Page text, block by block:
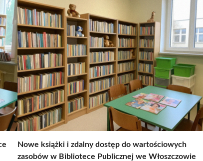
Nowe książki i zdalny dostęp do wartościowych
zasobów w Bibliotece Publicznej we Włoszczowie